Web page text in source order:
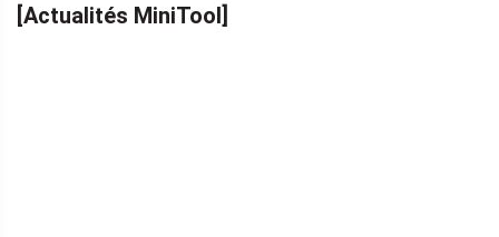
[Actualités MiniTool]